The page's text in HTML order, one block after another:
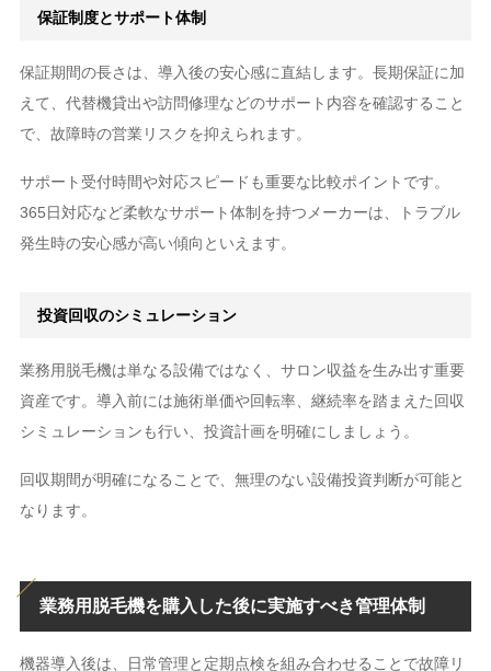
保証制度とサポート体制
保証期間の長さは、導入後の安心感に直結します。長期保証に加
えて、代替機貸出や訪問修理などのサポート内容を確認すること
で、故障時の営業リスクを抑えられます。
サポート受付時間や対応スピードも重要な比較ポイントです。
365日対応など柔軟なサポート体制を持つメーカーは、トラブル
発生時の安心感が高い傾向といえます。
投資回収のシミュレーション
業務用脱毛機は単なる設備ではなく、サロン収益を生み出す重要
資産です。導入前には施術単価や回転率、継続率を踏まえた回収
シミュレーションも行い、投資計画を明確にしましょう。
回収期間が明確になることで、無理のない設備投資判断が可能と
なります。
業務用脱毛機を購入した後に実施すべき管理体制
機器導入後は、日常管理と定期点検を組み合わせることで故障リ